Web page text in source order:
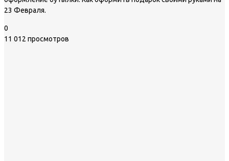
23 Февраля.
0
11 012 просмотров